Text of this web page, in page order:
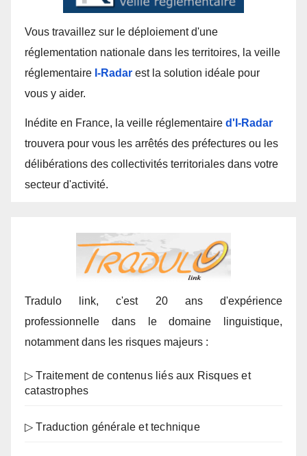
Vous travaillez sur le déploiement d'une
réglementation nationale dans les territoires, la veille
réglementaire I-Radar est la solution idéale pour
vous y aider.
Inédite en France, la veille réglementaire d'I-Radar
trouvera pour vous les arrêtés des préfectures ou les
délibérations des collectivités territoriales dans votre
secteur d'activité.
Tradulo link, c'est 20 ans d'expérience
professionnelle dans le domaine linguistique,
notamment dans les risques majeurs :
▷ Traitement de contenus liés aux Risques et
catastrophes
▷ Traduction générale et technique